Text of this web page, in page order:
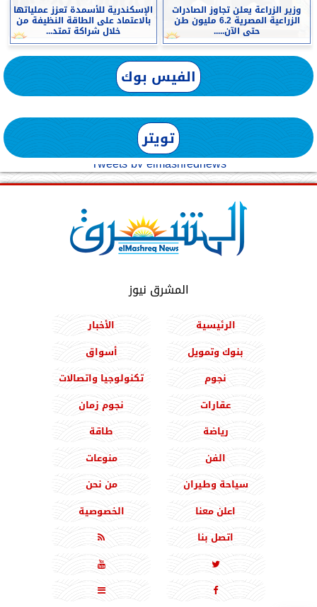
وزير الزراعة يعلن تجاوز الصادرات
الزراعية المصرية 6.2 مليون طن
حتى الآن.....
الإسكندرية للأسمدة تعزز عملياتها
بالاعتماد على الطاقة النظيفة من
خلال شراكة تمتد...
الفيس بوك
تويتر
Tweets by elmashreqnews
المشرق نيوز
الرئيسية
الأخبار
بنوك وتمويل
أسواق
نجوم
تكنولوجيا واتصالات
عقارات
نجوم زمان
رياضة
طاقة
الفن
منوعات
سياحة وطيران
من نحن
اعلن معنا
الخصوصية
اتصل بنا




